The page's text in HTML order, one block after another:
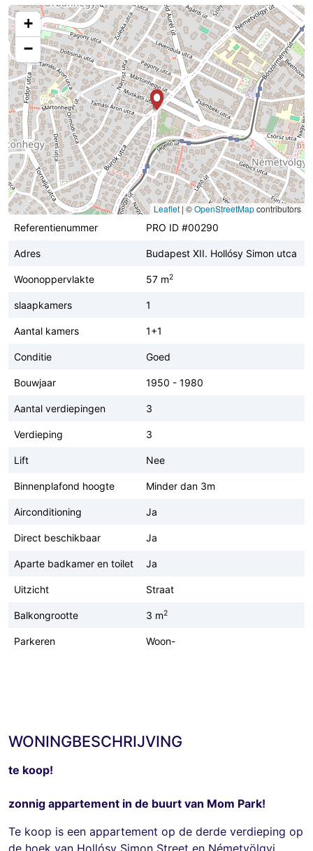
+
−
Leaflet | ©OpenStreetMapcontributors
Referentienummer
PRO ID #00290
Adres Budapest XII. Hollósy Simon utca
Woonoppervlakte 57 m2
slaapkamers 1
Aantal kamers 1+1
Conditie Goed
Bouwjaar 1950 - 1980
Aantal verdiepingen 3
Verdieping 3
Lift Nee
Binnenplafond hoogte Minder dan 3m
Airconditioning Ja
Direct beschikbaar Ja
Aparte badkamer en toilet Ja
Uitzicht Straat
Balkongrootte 3 m2
Parkeren Woon-
WONINGBESCHRIJVING
te koop!
zonnig appartement in de buurt van Mom Park!
Te koop is een appartement op de derde verdieping op
de hoek van Hollósy Simon Street en Németvölgyi